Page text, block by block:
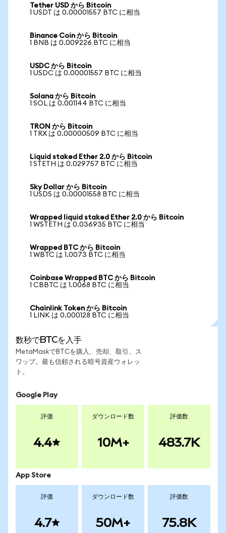
Tether USD から Bitcoin
1 USDT は 0.00001557 BTC に相当
Binance Coin から Bitcoin
1 BNB は 0.009226 BTC に相当
USDC から Bitcoin
1 USDC は 0.00001557 BTC に相当
Solana から Bitcoin
1 SOL は 0.001144 BTC に相当
TRON から Bitcoin
1 TRX は 0.00000509 BTC に相当
Liquid staked Ether 2.0 から Bitcoin
1 STETH は 0.029757 BTC に相当
Sky Dollar から Bitcoin
1 USDS は 0.00001558 BTC に相当
Wrapped liquid staked Ether 2.0 から Bitcoin
1 WSTETH は 0.036935 BTC に相当
Wrapped BTC から Bitcoin
1 WBTC は 1.0073 BTC に相当
Coinbase Wrapped BTC から Bitcoin
1 CBBTC は 1.0068 BTC に相当
Chainlink Token から Bitcoin
1 LINK は 0.000128 BTC に相当
数秒でBTCを入手
MetaMaskでBTCを購入、売却、取引、ス
ワップ。最も信頼される暗号資産ウォレッ
ト。
Google Play
評価
4.4
ダウンロード数
10M+
評価数
483.7K
App Store
評価
4.7
ダウンロード数
50M+
評価数
75.8K